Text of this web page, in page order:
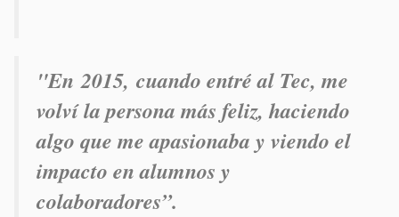
"En 2015, cuando entré al Tec, me
volví la persona más feliz, haciendo
algo que me apasionaba y viendo el
impacto en alumnos y
colaboradores”.